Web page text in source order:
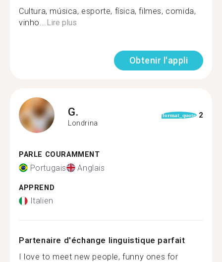
Cultura, música, esporte, física, filmes, comida,
vinho...Lire plus
Obtenir l'appli
G.
Londrina
format_quote 2
PARLE COURAMMENT
Portugais Anglais
APPREND
Italien
Partenaire d'échange linguistique parfait
I love to meet new people, funny ones for